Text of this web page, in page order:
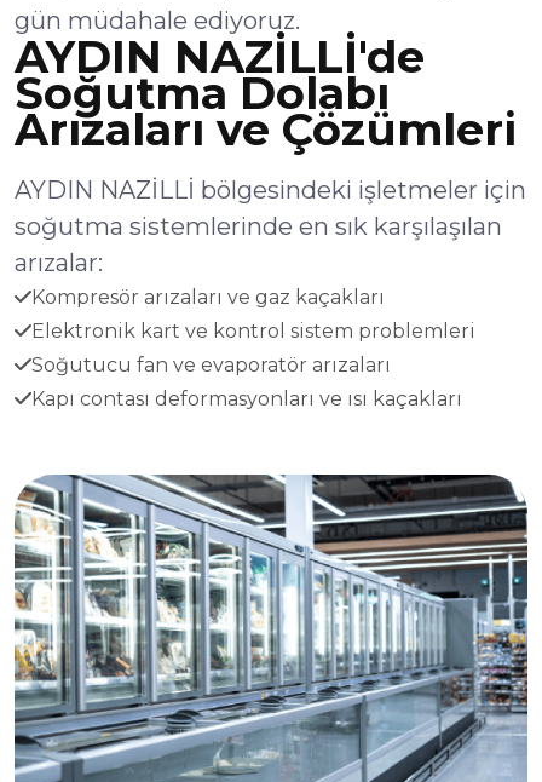
gün müdahale ediyoruz.
AYDIN NAZİLLİ'de
Soğutma Dolabı
Arızaları ve Çözümleri
AYDIN NAZİLLİ bölgesindeki işletmeler için
soğutma sistemlerinde en sık karşılaşılan
arızalar:
Kompresör arızaları ve gaz kaçakları
Elektronik kart ve kontrol sistem problemleri
Soğutucu fan ve evaporatör arızaları
Kapı contası deformasyonları ve ısı kaçakları